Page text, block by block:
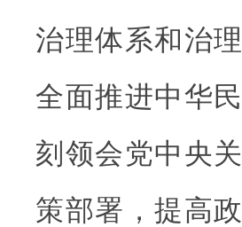
治理体系和治
全面推进中华
刻领会党中央
策部署，提高